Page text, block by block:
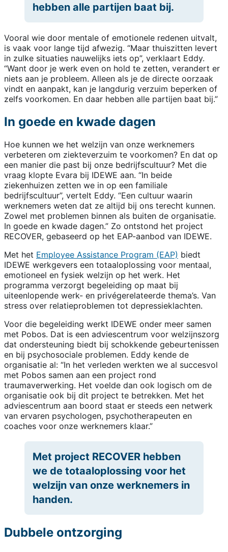
hebben alle partijen baat bij.
Vooral wie door mentale of emotionele redenen uitvalt,
is vaak voor lange tijd afwezig. “Maar thuiszitten levert
in zulke situaties nauwelijks iets op”, verklaart Eddy.
“Want door je werk even on hold te zetten, verandert er
niets aan je probleem. Alleen als je de directe oorzaak
vindt en aanpakt, kan je langdurig verzuim beperken of
zelfs voorkomen. En daar hebben alle partijen baat bij.”
In goede en kwade dagen
Hoe kunnen we het welzijn van onze werknemers
verbeteren om ziekteverzuim te voorkomen? En dat op
een manier die past bij onze bedrijfscultuur? Met die
vraag klopte Evara bij IDEWE aan. “In beide
ziekenhuizen zetten we in op een familiale
bedrijfscultuur”, vertelt Eddy. “Een cultuur waarin
werknemers weten dat ze altijd bij ons terecht kunnen.
Zowel met problemen binnen als buiten de organisatie.
In goede en kwade dagen.” Zo ontstond het project
RECOVER, gebaseerd op het EAP-aanbod van IDEWE.
Met het Employee Assistance Program (EAP) biedt
IDEWE werkgevers een totaaloplossing voor mentaal,
emotioneel en fysiek welzijn op het werk. Het
programma verzorgt begeleiding op maat bij
uiteenlopende werk- en privégerelateerde thema’s. Van
stress over relatieproblemen tot depressieklachten.
Voor die begeleiding werkt IDEWE onder meer samen
met Pobos. Dat is een adviescentrum voor welzijnszorg
dat ondersteuning biedt bij schokkende gebeurtenissen
en bij psychosociale problemen. Eddy kende de
organisatie al: “In het verleden werkten we al succesvol
met Pobos samen aan een project rond
traumaverwerking. Het voelde dan ook logisch om de
organisatie ook bij dit project te betrekken. Met het
adviescentrum aan boord staat er steeds een netwerk
van ervaren psychologen, psychotherapeuten en
coaches voor onze werknemers klaar.”
Met project RECOVER hebben
we de totaaloplossing voor het
welzijn van onze werknemers in
handen.
Dubbele ontzorging